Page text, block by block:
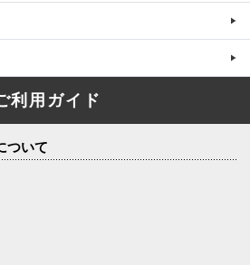
利用ガイド
ついて